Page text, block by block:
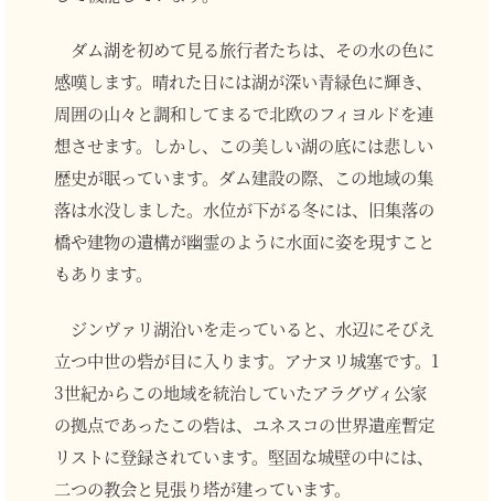
ダム湖を初めて見る旅行者たちは、その水の色に
感嘆します。晴れた日には湖が深い青緑色に輝き、
周囲の山々と調和してまるで北欧のフィヨルドを連
想させます。しかし、この美しい湖の底には悲しい
歴史が眠っています。ダム建設の際、この地域の集
落は水没しました。水位が下がる冬には、旧集落の
橋や建物の遺構が幽霊のように水面に姿を現すこと
もあります。
ジンヴァリ湖沿いを走っていると、水辺にそびえ
立つ中世の砦が目に入ります。アナヌリ城塞です。1
3世紀からこの地域を統治していたアラグヴィ公家
の拠点であったこの砦は、ユネスコの世界遺産暫定
リストに登録されています。堅固な城壁の中には、
二つの教会と見張り塔が建っています。